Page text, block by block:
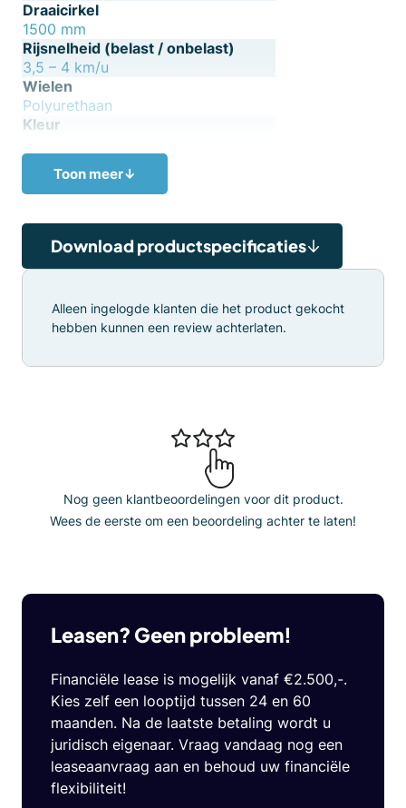
Draaicirkel
1500 mm
Rijsnelheid (belast / onbelast)
3,5 – 4 km/u
Wielen
Polyurethaan
Kleur
Toon meer↓
Download productspecificaties
Nog geen klantbeoordelingen voor dit product.
Wees de eerste om een beoordeling achter te laten!
Alleen ingelogde klanten die het product gekocht
hebben kunnen een review achterlaten.
Leasen? Geen probleem!
Financiële lease is mogelijk vanaf €2.500,-.
Kies zelf een looptijd tussen 24 en 60
maanden. Na de laatste betaling wordt u
juridisch eigenaar. Vraag vandaag nog een
leaseaanvraag aan en behoud uw financiële
flexibiliteit!